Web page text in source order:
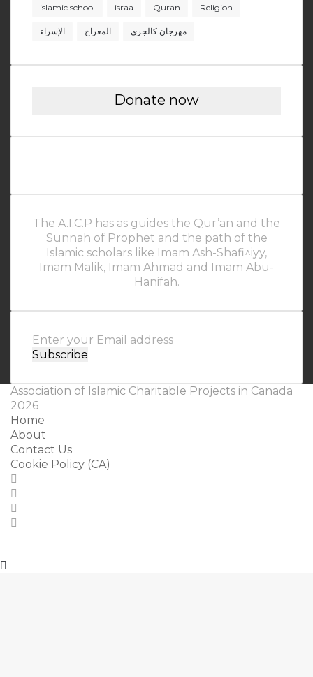
islamic school israa Quran Religion
الإسراء المعراج مهرجان كالجري
Donate now
The A.I.C.P has as guides the Qur’an and the
Sunnah of Prophet and the path of the
Islamic scholars like Imam Ash-Shafi^iyy,
Imam Malik, Imam Ahmad and Imam Abu-
Hanifah.
Enter
your
address
Association of Islamic Charitable Projects in Canada
2026
Home
About
Contact Us
Cookie Policy (CA)